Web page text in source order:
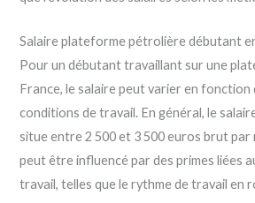
Salaire plateforme pétrolière débutant
Pour un débutant travaillant sur une
France, le salaire peut varier en fonction
conditions de travail. En général, le
situe entre 2 500 et 3 500 euros brut par
peut être influencé par des primes liées
travail, telles que le rythme de travail en